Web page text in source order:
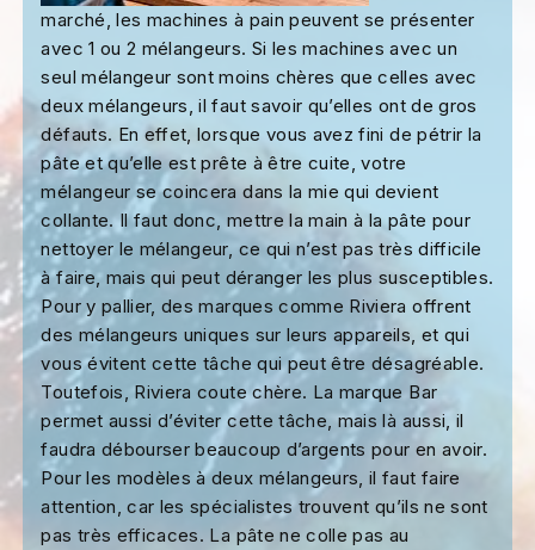
marché, les machines à pain peuvent se présenter
avec 1 ou 2 mélangeurs. Si les machines avec un
seul mélangeur sont moins chères que celles avec
deux mélangeurs, il faut savoir qu’elles ont de gros
défauts. En effet, lorsque vous avez fini de pétrir la
pâte et qu’elle est prête à être cuite, votre
mélangeur se coincera dans la mie qui devient
collante. Il faut donc, mettre la main à la pâte pour
nettoyer le mélangeur, ce qui n’est pas très difficile
à faire, mais qui peut déranger les plus susceptibles.
Pour y pallier, des marques comme Riviera offrent
des mélangeurs uniques sur leurs appareils, et qui
vous évitent cette tâche qui peut être désagréable.
Toutefois, Riviera coute chère. La marque Bar
permet aussi d’éviter cette tâche, mais là aussi, il
faudra débourser beaucoup d’argents pour en avoir.
Pour les modèles à deux mélangeurs, il faut faire
attention, car les spécialistes trouvent qu’ils ne sont
pas très efficaces. La pâte ne colle pas au